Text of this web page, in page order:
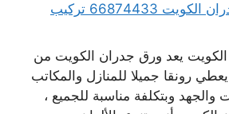
فني تركيب ورق جدران الكويت 66874433 تركيب
يعد ورق جدران الكويت من
رونقا جميلا للمنازل والمكاتب
والجهد وبتكلفة مناسبة للجميع ،